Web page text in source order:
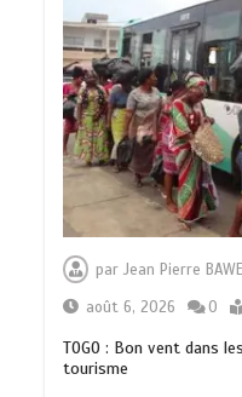
parJean Pierre
août 6, 2026
0
TOGO : Bon vent dans
tourisme